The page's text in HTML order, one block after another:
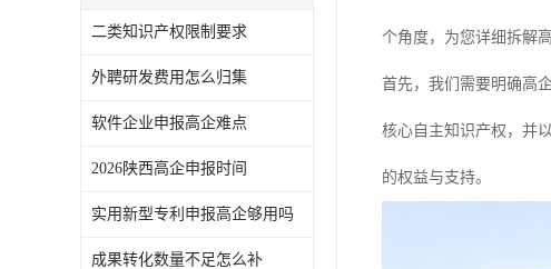
二类知识产权限制要求
外聘研发费用怎么归集
软件企业申报高企难点
2026陕西高企申报时间
实用新型专利申报高企够用吗
成果转化数量不足怎么补
个角度，为您详细拆解
首先，我们需要明确高
核心自主知识产权，并
的权益与支持。